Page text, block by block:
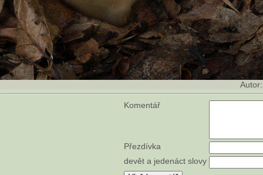
Komentář
Přezdívka
devět a jedenáct slovy